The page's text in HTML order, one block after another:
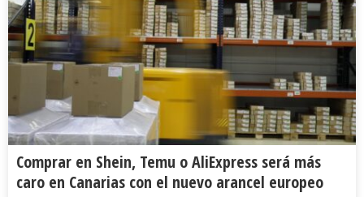
Comprar en Shein, Temu o AliExpress será más
caro en Canarias con el nuevo arancel europeo